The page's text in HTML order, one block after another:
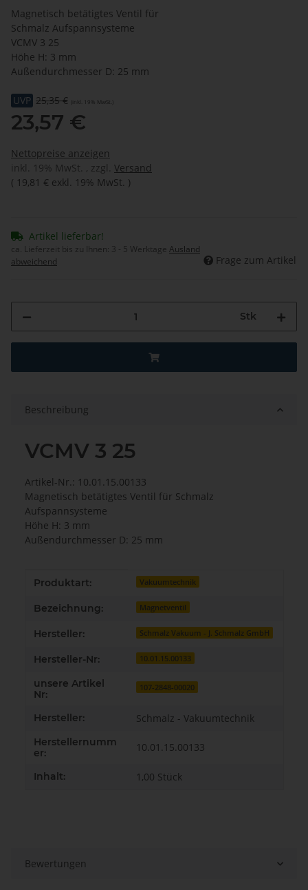
Magnetisch betätigtes Ventil für
Schmalz Aufspannsysteme
VCMV 3 25
Höhe H: 3 mm
Außendurchmesser D: 25 mm
UVP 25,35 € (inkl. 19% MwSt.)
23,57 €
Nettopreise anzeigen
inkl. 19% MwSt. , zzgl. Versand
( 19,81 € exkl. 19% MwSt. )
Artikel lieferbar!
ca. Lieferzeit bis zu Ihnen: 3 - 5 Werktage Ausland
abweichend
Frage zum Artikel
Stk
Beschreibung
VCMV 3 25
Artikel-Nr.: 10.01.15.00133
Magnetisch betätigtes Ventil für Schmalz
Aufspannsysteme
Höhe H: 3 mm
Außendurchmesser D: 25 mm
Produkteigenschaft
Wert
Produktart: Vakuumtechnik
Bezeichnung: Magnetventil
Hersteller: Schmalz Vakuum - J. Schmalz GmbH
Hersteller-Nr: 10.01.15.00133
unsere Artikel
Nr:
107-2848-00020
Hersteller: Schmalz - Vakuumtechnik
Herstellernumm
er:
10.01.15.00133
Inhalt: 1,00 Stück
Bewertungen